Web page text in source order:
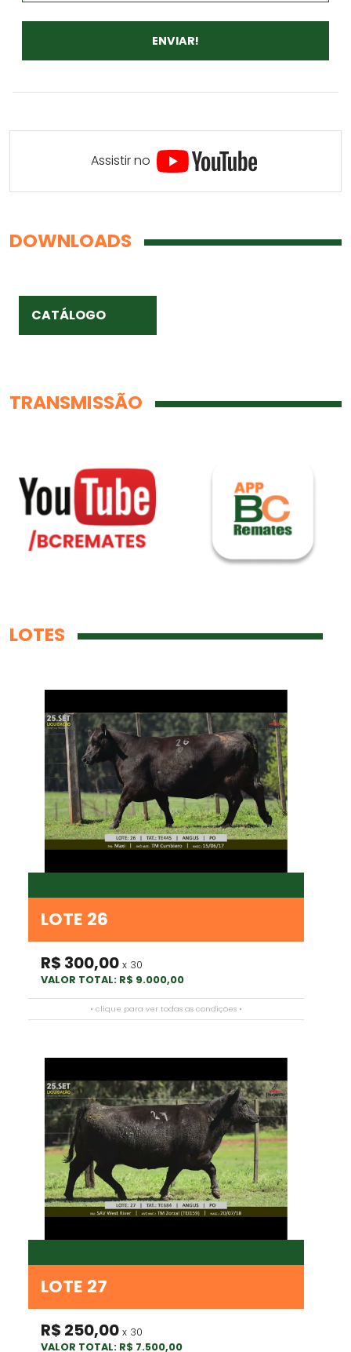
Assistir no
DOWNLOADS
CATÁLOGO
TRANSMISSÃO
LOTES
LOTE 26
R$ 300,00 x 30
VALOR TOTAL: R$ 9.000,00
• clique para ver todas as condições •
LOTE 27
R$ 250,00 x 30
VALOR TOTAL: R$ 7.500,00